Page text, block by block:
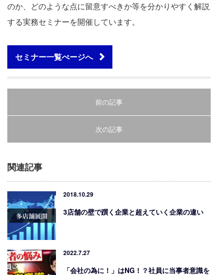
のか、どのような点に留意すべきか等を分かりやすく解説
する実務セミナーを開催しています。
セミナー一覧ぺージへ
前の記事
次の記事
関連記事
2018.10.29
3店舗の壁で躓く企業と超えていく企業の違い
2022.7.27
「会社の為に！」はNG！？社員に当事者意識を